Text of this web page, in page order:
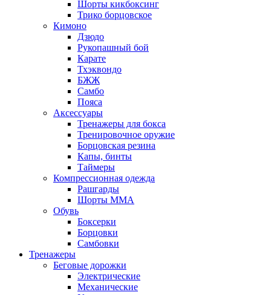
Шорты кикбоксинг
Трико борцовское
Кимоно
Дзюдо
Рукопашный бой
Карате
Тхэквондо
БЖЖ
Самбо
Пояса
Аксессуары
Тренажеры для бокса
Тренировочное оружие
Борцовская резина
Капы, бинты
Таймеры
Компрессионная одежда
Рашгарды
Шорты MMA
Обувь
Боксерки
Борцовки
Самбовки
Тренажеры
Беговые дорожки
Электрические
Механические